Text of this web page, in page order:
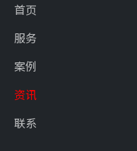
首页
服务
案例
资讯
联系